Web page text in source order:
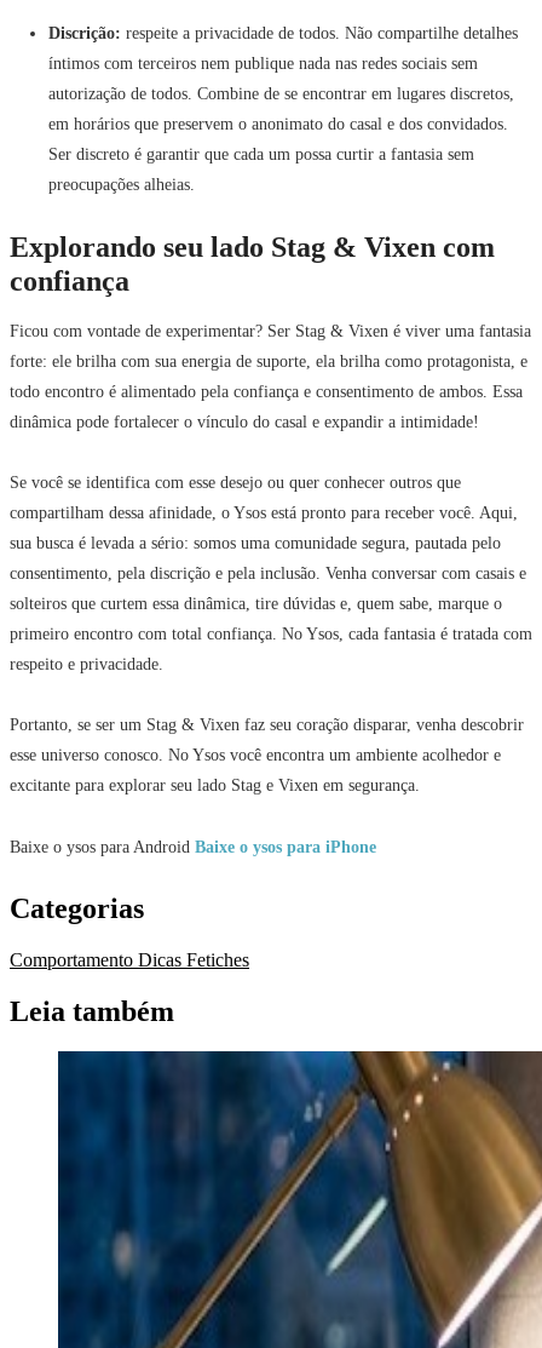
Discrição: respeite a privacidade de todos. Não compartilhe detalhes
íntimos com terceiros nem publique nada nas redes sociais sem
autorização de todos. Combine de se encontrar em lugares discretos,
em horários que preservem o anonimato do casal e dos convidados.
Ser discreto é garantir que cada um possa curtir a fantasia sem
preocupações alheias.
Explorando seu lado Stag & Vixen com
confiança
Ficou com vontade de experimentar? Ser Stag & Vixen é viver uma fantasia
forte: ele brilha com sua energia de suporte, ela brilha como protagonista, e
todo encontro é alimentado pela confiança e consentimento de ambos. Essa
dinâmica pode fortalecer o vínculo do casal e expandir a intimidade!
Se você se identifica com esse desejo ou quer conhecer outros que
compartilham dessa afinidade, o Ysos está pronto para receber você. Aqui,
sua busca é levada a sério: somos uma comunidade segura, pautada pelo
consentimento, pela discrição e pela inclusão. Venha conversar com casais e
solteiros que curtem essa dinâmica, tire dúvidas e, quem sabe, marque o
primeiro encontro com total confiança. No Ysos, cada fantasia é tratada com
respeito e privacidade.
Portanto, se ser um Stag & Vixen faz seu coração disparar, venha descobrir
esse universo conosco. No Ysos você encontra um ambiente acolhedor e
excitante para explorar seu lado Stag e Vixen em segurança.
Baixe o ysos para Android Baixe o ysos para iPhone
Categorias
Comportamento Dicas Fetiches
Leia também